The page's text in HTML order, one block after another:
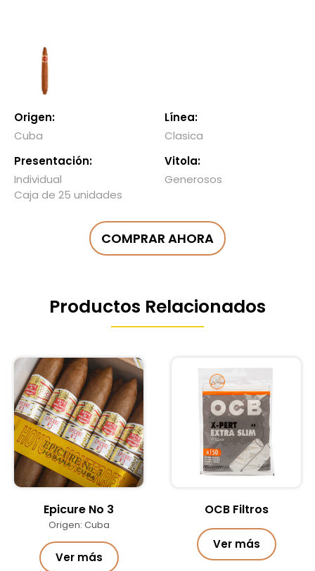
Origen:
Cuba
Presentación:
Individual
Caja de 25 unidades
Línea:
Clasica
Vitola:
Generosos
COMPRAR AHORA
Productos Relacionados
Epicure No 3
Origen: Cuba
Ver más
OCB Filtros
Ver más